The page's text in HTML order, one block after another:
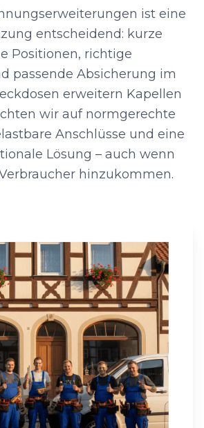
ist eine
entscheidend: kurze
Positionen, richtige
passende Absicherung im
erweitern Kapellen
wir auf normgerechte
Anschlüsse und eine
Lösung – auch wenn
hinzukommen.